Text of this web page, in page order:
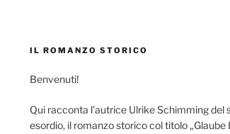
IL ROMANZO STORICO
Benvenuti!
Qui racconta l’autrice Ulrike Schimming del
esordio, il romanzo storico col titolo „Glaube